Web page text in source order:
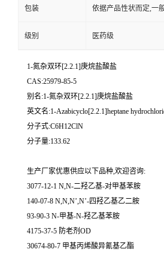
包装 依据产品性状而定,一
级别 医药级
1-氮杂双环[2.2.1]庚烷盐酸盐
CAS:25979-85-5
别名:1-氮杂双环[2.2.1]庚烷盐酸盐
英文名:1-Azabicyclo[2.2.1]heptane
分子式:C6H12ClN
分子量:133.62
生产厂家优惠供应以下品种,欢迎咨询:
3077-12-1 N,N-二羟乙基-对甲基苯胺
140-07-8 N,N,N’,N’-四羟乙基乙二胺
93-90-3 N-甲基-N-羟乙基苯胺
4175-37-5 防老剂OD
30674-80-7 甲基丙烯酸异氰基乙酯